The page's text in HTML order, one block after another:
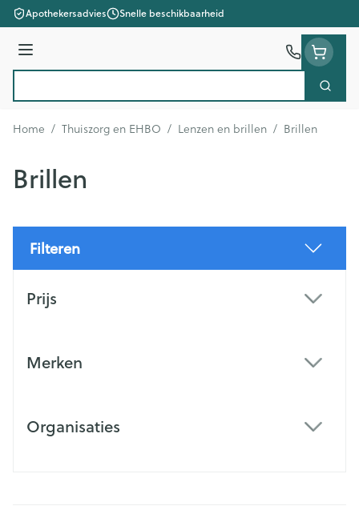
Ga naar de inhoud
Apothekersadvies Snelle beschikbaarheid
Menu
Zoek
Home / Thuiszorg en EHBO / Lenzen en brillen / Brillen
Brillen
Filteren
Prijs
Merken
Organisaties